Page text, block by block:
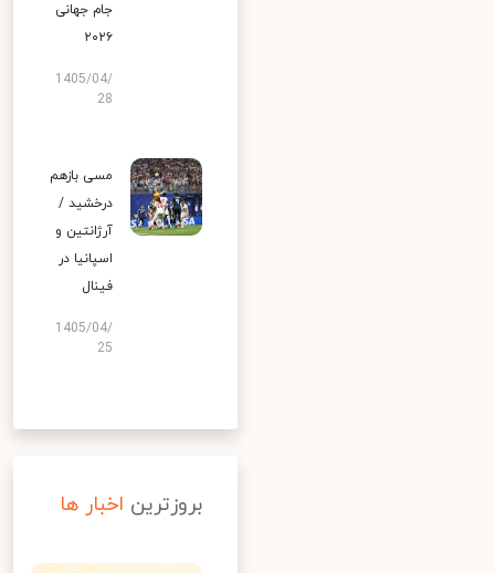
جام جهانی
۲۰۲۶
1405/04/
28
مسی بازهم
درخشید /
آرژانتین و
اسپانیا در
فینال
1405/04/
25
بروزترین اخبار ها